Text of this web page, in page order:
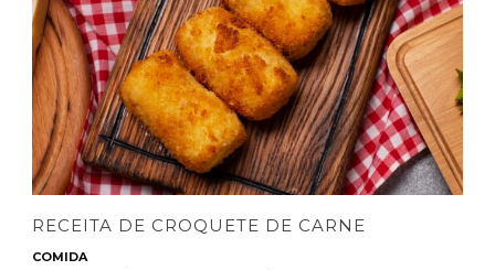
RECEITA DE CROQUETE DE CARNE
COMIDA